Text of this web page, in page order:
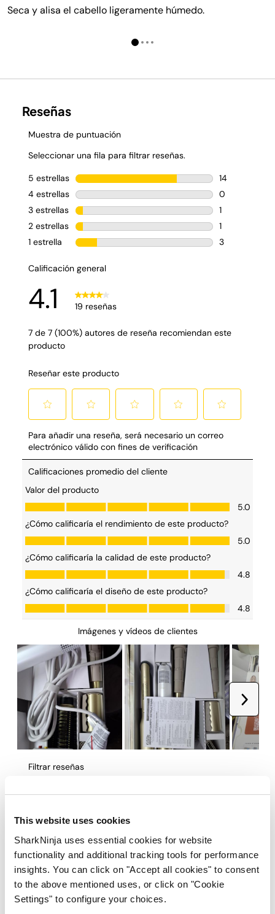
This website uses cookies
SharkNinja uses essential cookies for website
functionality and additional tracking tools for performance
insights. You can click on "Accept all cookies" to consent
to the above mentioned uses, or click on "Cookie
Settings" to configure your choices.
Seca y alisa el cabello ligeramente húmedo.